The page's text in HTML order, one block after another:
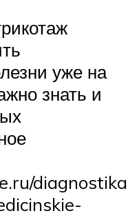
уже на
знать и